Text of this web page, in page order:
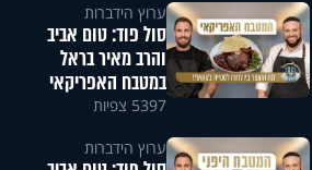
ערוץ הידברות
סול פוד: טום אביב
והרב מאיר בראל
במטבח האפריקאי
5397 צפיות
ערוץ הידברות